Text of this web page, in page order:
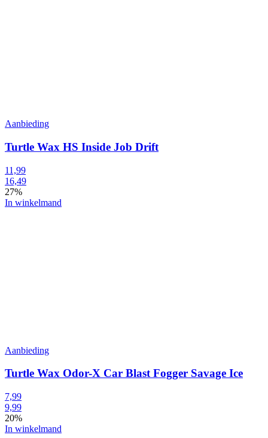
Aanbieding
Turtle Wax HS Inside Job Drift
11,99
16,49
27%
In winkelmand
Aanbieding
Turtle Wax Odor-X Car Blast Fogger Savage Ice
7,99
9,99
20%
In winkelmand